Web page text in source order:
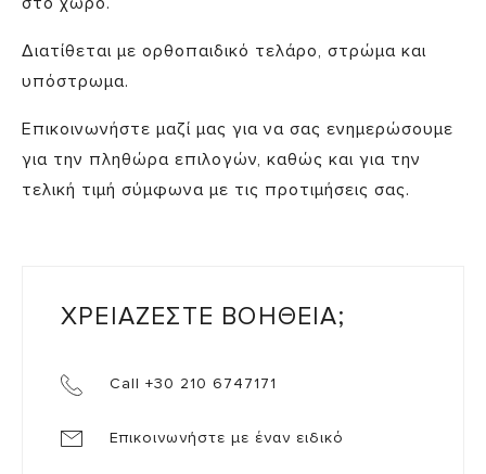
Διατίθεται με ορθοπαιδικό τελάρο, στρώμα και
υπόστρωμα.
Επικοινωνήστε μαζί μας για να σας ενημερώσουμε
για την πληθώρα επιλογών, καθώς και για την
τελική τιμή σύμφωνα με τις προτιμήσεις σας.
ΧΡΕΙΑΖΕΣΤΕ ΒΟΗΘΕΙΑ;
Call +30 210 6747171
Επικοινωνήστε με έναν ειδικό